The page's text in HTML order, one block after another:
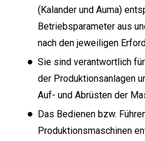
(Kalander und Auma)
Betriebsparameter aus
nach den jeweiligen
Sie sind verantwortlich
der Produktionsanlagen
Auf- und Abrüsten der
Das Bedienen bzw.
Produktionsmaschinen